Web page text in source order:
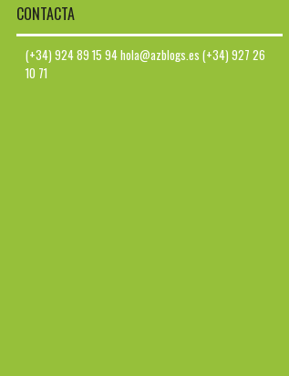
CONTACTA
(+34) 924 89 15 94 hola@azblogs.es (+34) 927 26
10 71